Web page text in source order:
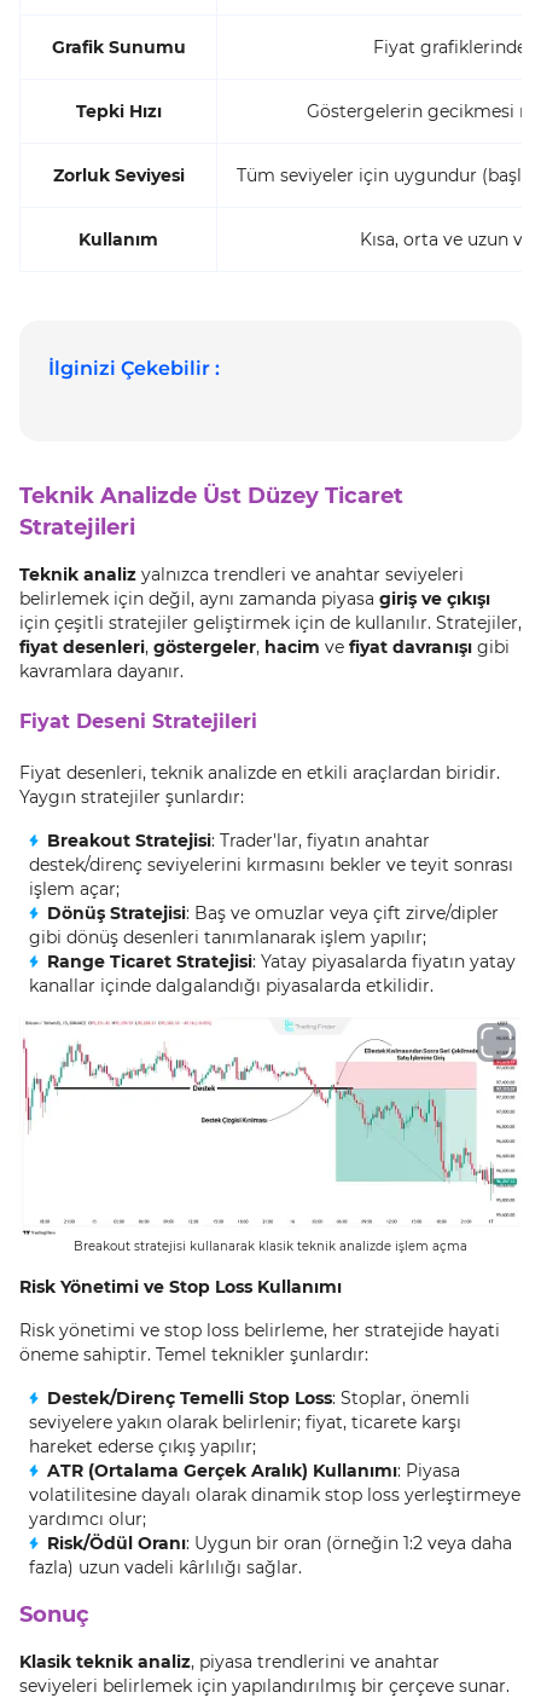
Grafik Sunumu Fiyat grafiklerinde
Tepki Hızı Göstergelerin gecikmesi
Zorluk Seviyesi Tüm seviyeler için uygundur
Kullanım Kısa, orta ve uzun
İlginizi Çekebilir :
Teknik Analizde Üst Düzey Ticaret
Stratejileri
Teknik analiz yalnızca trendleri ve anahtar seviyeleri
belirlemek için değil, aynı zamanda piyasa giriş ve çıkışı
için çeşitli stratejiler geliştirmek için de kullanılır. Stratejiler,
fiyat desenleri, göstergeler, hacim ve fiyat davranışı gibi
kavramlara dayanır.
Fiyat Deseni Stratejileri
Fiyat desenleri, teknik analizde en etkili araçlardan biridir.
Yaygın stratejiler şunlardır:
Breakout Stratejisi: Trader'lar, fiyatın anahtar
destek/direnç seviyelerini kırmasını bekler ve teyit sonrası
işlem açar;
Dönüş Stratejisi: Baş ve omuzlar veya çift zirve/dipler
gibi dönüş desenleri tanımlanarak işlem yapılır;
Range Ticaret Stratejisi: Yatay piyasalarda fiyatın yatay
kanallar içinde dalgalandığı piyasalarda etkilidir.
Breakout stratejisi kullanarak klasik teknik analizde işlem açma
Risk Yönetimi ve Stop Loss Kullanımı
Risk yönetimi ve stop loss belirleme, her stratejide hayati
öneme sahiptir. Temel teknikler şunlardır:
Destek/Direnç Temelli Stop Loss: Stoplar, önemli
seviyelere yakın olarak belirlenir; fiyat, ticarete karşı
hareket ederse çıkış yapılır;
ATR (Ortalama Gerçek Aralık) Kullanımı: Piyasa
volatilitesine dayalı olarak dinamik stop loss yerleştirmeye
yardımcı olur;
Risk/Ödül Oranı: Uygun bir oran (örneğin 1:2 veya daha
fazla) uzun vadeli kârlılığı sağlar.
Sonuç
Klasik teknik analiz, piyasa trendlerini ve anahtar
seviyeleri belirlemek için yapılandırılmış bir çerçeve sunar.